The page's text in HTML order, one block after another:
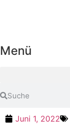
Menü
Juni 1, 2022